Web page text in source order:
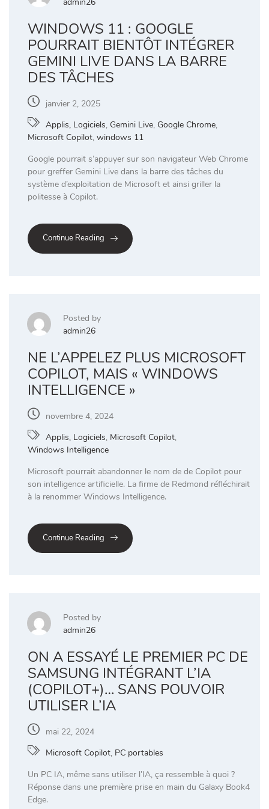
admin26
WINDOWS 11 : GOOGLE
POURRAIT BIENTÔT INTÉGRER
GEMINI LIVE DANS LA BARRE
DES TÂCHES
janvier 2, 2025
Applis, Logiciels, Gemini Live, Google Chrome,
Microsoft Copilot, windows 11
Google pourrait s’appuyer sur son navigateur Web Chrome
pour greffer Gemini Live dans la barre des tâches du
système d’exploitation de Microsoft et ainsi griller la
politesse à Copilot.
Continue Reading
Posted by
admin26
NE L’APPELEZ PLUS MICROSOFT
COPILOT, MAIS « WINDOWS
INTELLIGENCE »
novembre 4, 2024
Applis, Logiciels, Microsoft Copilot,
Windows Intelligence
Microsoft pourrait abandonner le nom de de Copilot pour
son intelligence artificielle. La firme de Redmond réfléchirait
à la renommer Windows Intelligence.
Continue Reading
Posted by
admin26
ON A ESSAYÉ LE PREMIER PC DE
SAMSUNG INTÉGRANT L’IA
(COPILOT+)… SANS POUVOIR
UTILISER L’IA
mai 22, 2024
Microsoft Copilot, PC portables
Un PC IA, même sans utiliser l’IA, ça ressemble à quoi ?
Réponse dans une première prise en main du Galaxy Book4
Edge.